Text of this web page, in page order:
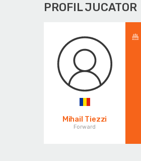
PROFIL JUCATOR
Mihail Tiezzi
Forward